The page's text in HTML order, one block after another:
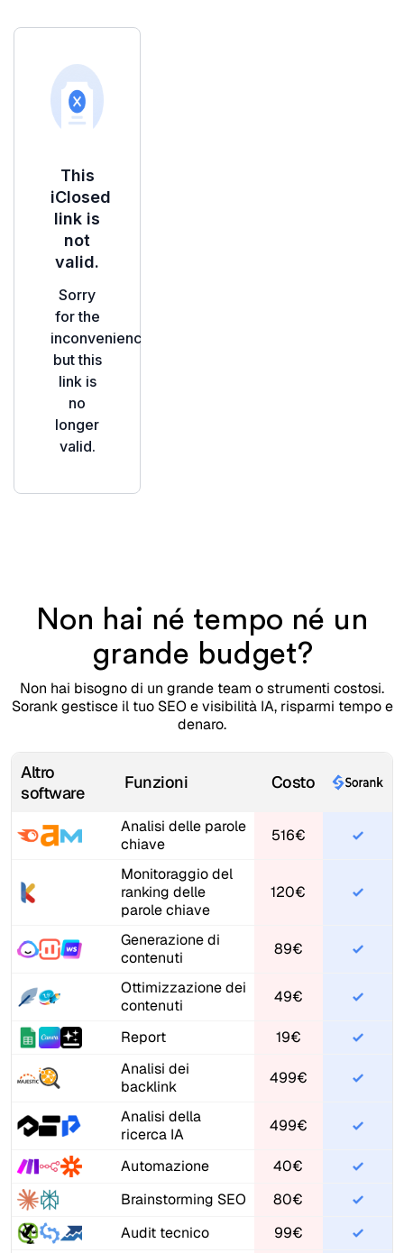
Non hai né tempo né un
grande budget?
Non hai bisogno di un grande team o strumenti costosi.
Sorank gestisce il tuo SEO e visibilità IA, risparmi tempo e
denaro.
Altro
software
Funzioni Costo
Analisi delle parole
chiave
516€
Monitoraggio del
ranking delle
parole chiave
120€
Generazione di
contenuti
89€
Ottimizzazione dei
contenuti
49€
Report
19€
Analisi dei
backlink
499€
Analisi della
ricerca IA
499€
Automazione
40€
Brainstorming SEO
80€
Audit tecnico
99€